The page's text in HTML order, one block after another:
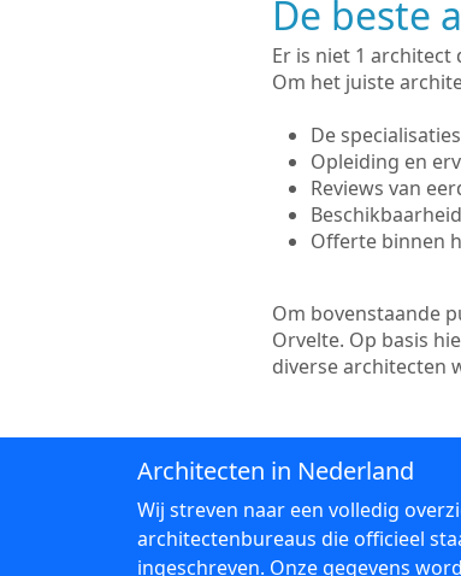
De beste
Er is niet 1
Om het juiste
De specialisaties
Opleiding en
Reviews van
Offerte binnen
Om bovenstaande
Orvelte. Op basis
diverse architecten
Architecten in Nederland
Wij streven naar een volledig
architectenbureaus die officieel
ingeschreven. Onze gegevens